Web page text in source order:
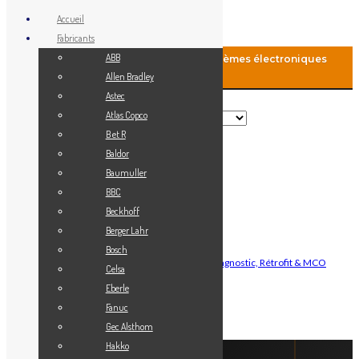
MCO-Automation: Fourniture de systèmes électroniques
industriels
Rechercher
Vendez votre matériel
Maintenance Automatisme Industriel — Diagnostic, Rétrofit & MCO
Accueil
Fabricants
ABB
Allen Bradley
Astec
Atlas Copco
B et R
Baldor
Baumuller
BBC
Beckhoff
Berger Lahr
Bosch
Celsa
Eberle
Fanuc
Gec Alsthom
Hakko